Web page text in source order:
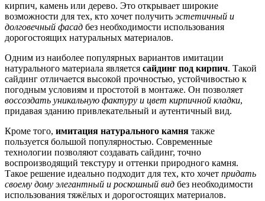
кирпич, камень или дерево. Это открывает широкие
возможности для тех, кто хочет получить эстетичный и
долговечный фасад без необходимости использования
дорогостоящих натуральных материалов.
Одним из наиболее популярных вариантов имитации
натурального материала является сайдинг под кирпич. Такой
сайдинг отличается высокой прочностью, устойчивостью к
погодным условиям и простотой в монтаже. Он позволяет
воссоздать уникальную фактуру и цвет кирпичной кладки,
придавая зданию привлекательный и аутентичный вид.
Кроме того, имитация натурального камня также
пользуется большой популярностью. Современные
технологии позволяют создавать сайдинг, точно
воспроизводящий текстуру и оттенки природного камня.
Такое решение идеально подходит для тех, кто хочет придать
своему дому элегантный и роскошный вид без необходимости
использования тяжёлых и дорогостоящих материалов.